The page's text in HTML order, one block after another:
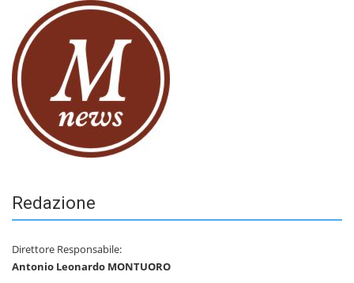
Redazione
Direttore Responsabile:
Antonio Leonardo MONTUORO